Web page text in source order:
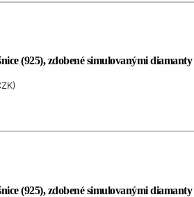
(925), zdobené simulovanými
)
(925), zdobené simulovanými